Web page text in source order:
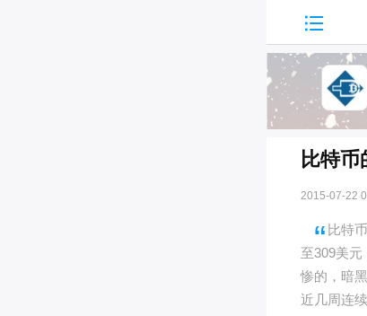

比特币
2015-07-22
比特
至309美元
惨的，暗
近几周连